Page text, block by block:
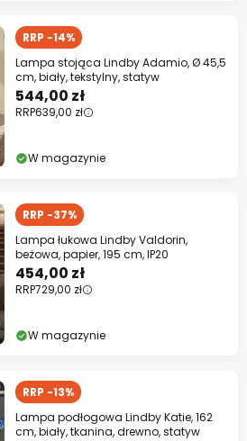
RRP -14%
Lampa stojąca Lindby Adamio, Ø 45,5
cm, biały, tekstylny, statyw
544,00 zł
RRP639,00 zł
W magazynie
RRP -37%
Lampa łukowa Lindby Valdorin,
beżowa, papier, 195 cm, IP20
454,00 zł
RRP729,00 zł
W magazynie
RRP -13%
Lampa podłogowa Lindby Katie, 162
cm, biały, tkanina, drewno, statyw